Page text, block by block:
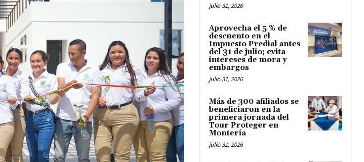
julio 31, 2026
Aprovecha el 5 % de
descuento en el
Impuesto Predial antes
del 31 de julio; evita
intereses de mora y
embargos
julio 31, 2026
Más de 300 afiliados se
beneficiaron en la
primera jornada del
Tour Proteger en
Montería
julio 31, 2026